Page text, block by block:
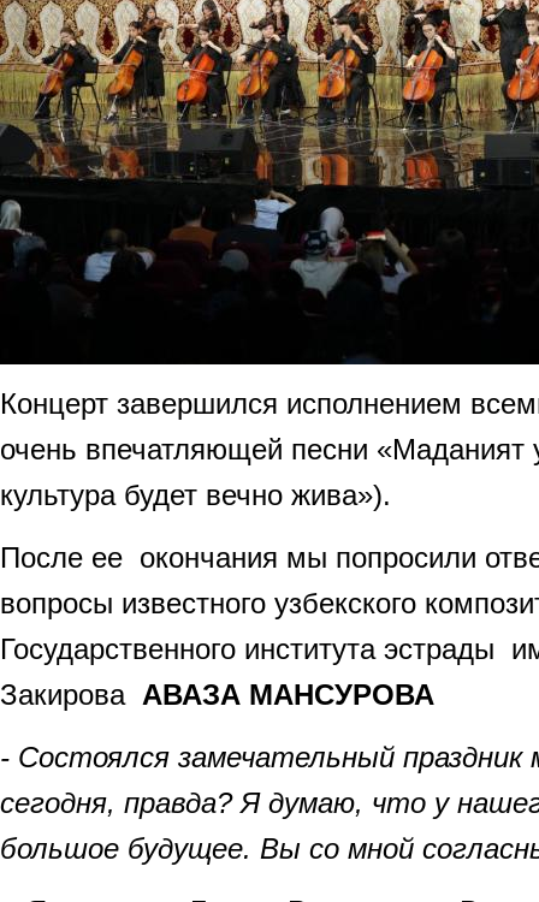
Концерт завершился исполнением
очень впечатляющей песни «Маданият
культура будет вечно жива»).
После ее окончания мы попросили
вопросы известного узбекского
Государственного института эстрады
Закирова АВАЗА МАНСУРОВА
- Состоялся замечательный праздник
сегодня, правда? Я думаю, что у
большое будущее. Вы со мной